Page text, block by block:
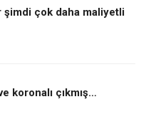
şimdi çok daha maliyetli
koronalı çıkmış…